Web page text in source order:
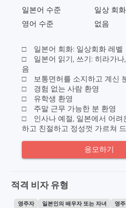
일본어 수준
일상 회화
영어 수준
없음
□ 일본어 회화: 일상회화 레벨
□ 일본어 읽기, 쓰기: 히라가나
음
□ 보통면허를 소지하고 계신
□ 경험 없는 사람 환영
□ 유학생 환영
□ 주말 근무 가능한 분 환영
□ 인사나 예절, 일본에서 어려
하고 친절하고 정성껏 가르쳐
응모하기
적격 비자 유형
영주자 일본인의 배우자 또는 자녀 영